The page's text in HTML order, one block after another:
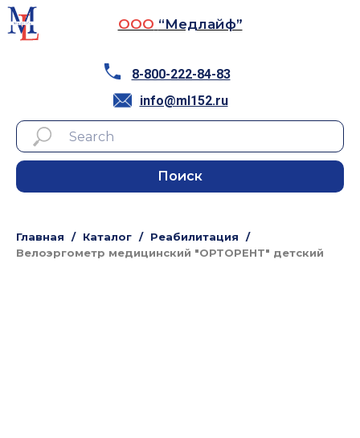
ООО “Медлайф”
info@ml152.ru
8-800-222-84-83
Поиск
Главная Каталог
Реабилитация
Велоэргометр медицинский "ОРТОРЕНТ" детский